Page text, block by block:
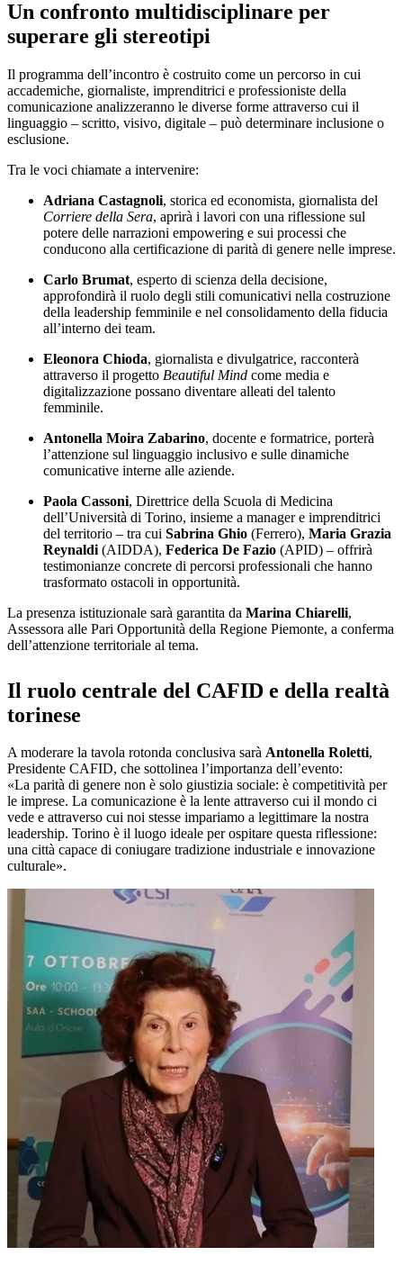
Un confronto multidisciplinare per
superare gli stereotipi
Il programma dell’incontro è costruito come un percorso in cui
accademiche, giornaliste, imprenditrici e professioniste della
comunicazione analizzeranno le diverse forme attraverso cui il
linguaggio – scritto, visivo, digitale – può determinare inclusione o
esclusione.
Tra le voci chiamate a intervenire:
Adriana Castagnoli, storica ed economista, giornalista del
Corriere della Sera, aprirà i lavori con una riflessione sul
potere delle narrazioni empowering e sui processi che
conducono alla certificazione di parità di genere nelle imprese.
Carlo Brumat, esperto di scienza della decisione,
approfondirà il ruolo degli stili comunicativi nella costruzione
della leadership femminile e nel consolidamento della fiducia
all’interno dei team.
Eleonora Chioda, giornalista e divulgatrice, racconterà
attraverso il progetto Beautiful Mind come media e
digitalizzazione possano diventare alleati del talento
femminile.
Antonella Moira Zabarino, docente e formatrice, porterà
l’attenzione sul linguaggio inclusivo e sulle dinamiche
comunicative interne alle aziende.
Paola Cassoni, Direttrice della Scuola di Medicina
dell’Università di Torino, insieme a manager e imprenditrici
del territorio – tra cui Sabrina Ghio (Ferrero), Maria Grazia
Reynaldi (AIDDA), Federica De Fazio (APID) – offrirà
testimonianze concrete di percorsi professionali che hanno
trasformato ostacoli in opportunità.
La presenza istituzionale sarà garantita da Marina Chiarelli,
Assessora alle Pari Opportunità della Regione Piemonte, a conferma
dell’attenzione territoriale al tema.
Il ruolo centrale del CAFID e della realtà
torinese
A moderare la tavola rotonda conclusiva sarà Antonella Roletti,
Presidente CAFID, che sottolinea l’importanza dell’evento:
«La parità di genere non è solo giustizia sociale: è competitività per
le imprese. La comunicazione è la lente attraverso cui il mondo ci
vede e attraverso cui noi stesse impariamo a legittimare la nostra
leadership. Torino è il luogo ideale per ospitare questa riflessione:
una città capace di coniugare tradizione industriale e innovazione
culturale».